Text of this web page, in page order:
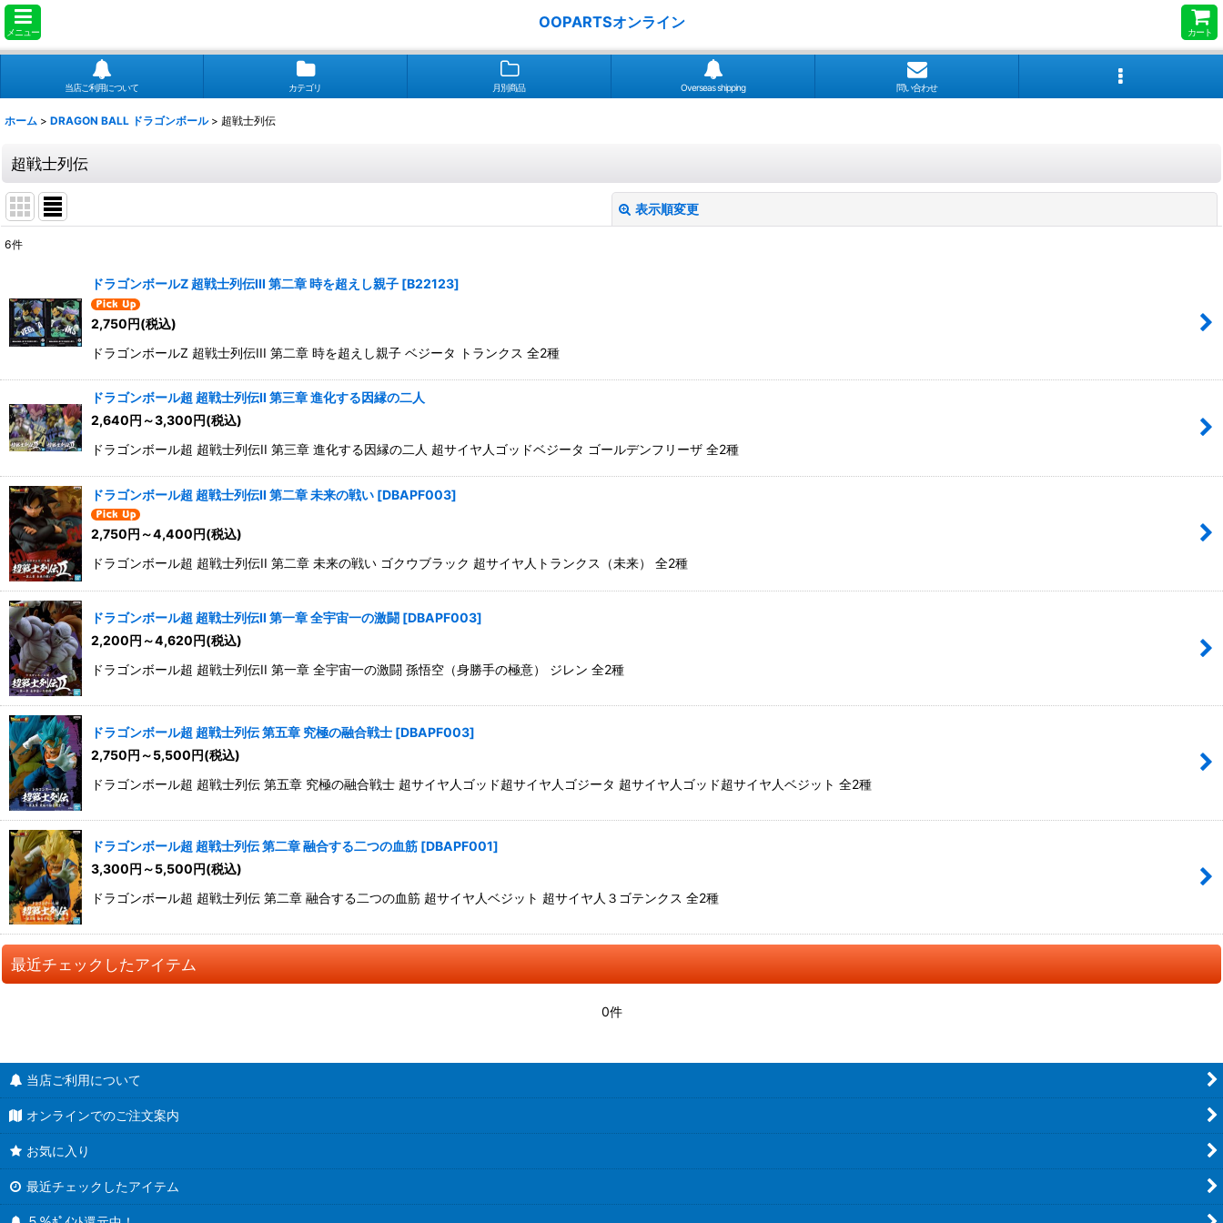
メニュー
OOPARTSオンライン
カート
当店ご利用について カテゴリ 月別商品 Overseas shipping 問い合わせ
ホーム > DRAGON BALL ドラゴンボール > 超戦士列伝
超戦士列伝
表示順変更
並び順:
6件
ドラゴンボールZ 超戦士列伝III 第二章 時を超えし親子 [B22123]
2,750円(税込)
ドラゴンボールZ 超戦士列伝III 第二章 時を超えし親子 ベジータ トランクス 全2種
ドラゴンボール超 超戦士列伝II 第三章 進化する因縁の二人
2,640円 ～3,300円(税込)
ドラゴンボール超 超戦士列伝II 第三章 進化する因縁の二人 超サイヤ人ゴッドベジータ ゴールデンフリーザ 全2種
ドラゴンボール超 超戦士列伝II 第二章 未来の戦い [DBAPF003]
2,750円 ～4,400円(税込)
ドラゴンボール超 超戦士列伝II 第二章 未来の戦い ゴクウブラック 超サイヤ人トランクス（未来） 全2種
ドラゴンボール超 超戦士列伝II 第一章 全宇宙一の激闘 [DBAPF003]
2,200円 ～4,620円(税込)
ドラゴンボール超 超戦士列伝II 第一章 全宇宙一の激闘 孫悟空（身勝手の極意） ジレン 全2種
ドラゴンボール超 超戦士列伝 第五章 究極の融合戦士 [DBAPF003]
2,750円 ～5,500円(税込)
ドラゴンボール超 超戦士列伝 第五章 究極の融合戦士 超サイヤ人ゴッド超サイヤ人ゴジータ 超サイヤ人ゴッド超サイヤ人ベジット 全2種
ドラゴンボール超 超戦士列伝 第二章 融合する二つの血筋 [DBAPF001]
3,300円 ～5,500円(税込)
ドラゴンボール超 超戦士列伝 第二章 融合する二つの血筋 超サイヤ人ベジット 超サイヤ人３ゴテンクス 全2種
最近チェックしたアイテム
0件
当店ご利用について
オンラインでのご注文案内
お気に入り
最近チェックしたアイテム